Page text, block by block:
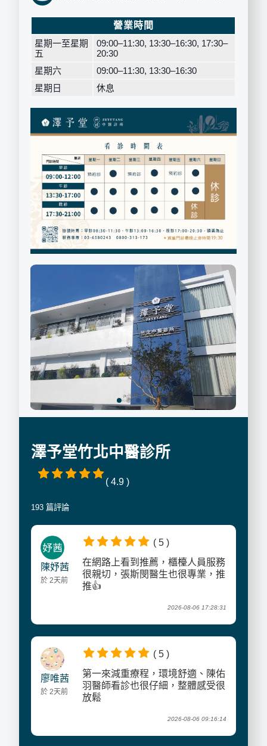
營業時間
星期一至星期
五
09:00–11:30, 13:30–16:30, 17:30–
20:30
星期六
09:00–11:30, 13:30–16:30
星期日
休息
澤予堂竹北中醫診所
( 4.9 )
193 篇評論
陳妤茜
於 2天前
( 5 )
在網路上看到推薦，櫃檯人員服務
很親切，張斯閔醫生也很專業，推
推👍
2026-08-06 17:28:31
廖唯茜
於 2天前
( 5 )
第一來減重療程，環境舒適、陳佑
羽醫師看診也很仔細，整體感受很
放鬆
2026-08-06 09:16:14